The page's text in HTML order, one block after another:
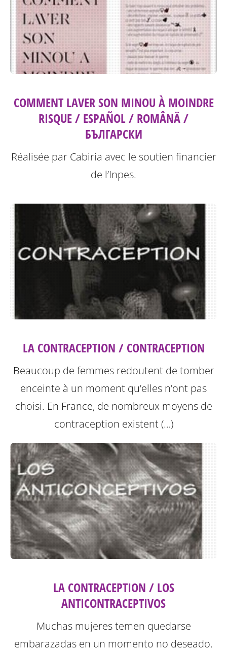
COMMENT LAVER SON MINOU À MOINDRE
RISQUE / ESPAÑOL / ROMÂNÄ /
БЪЛГАРСКИ
Réalisée par Cabiria avec le soutien financier
de l’Inpes.
LA CONTRACEPTION / CONTRACEPTION
Beaucoup de femmes redoutent de tomber
enceinte à un moment qu’elles n’ont pas
choisi. En France, de nombreux moyens de
contraception existent (…)
LA CONTRACEPTION / LOS
ANTICONTRACEPTIVOS
Muchas mujeres temen quedarse
embarazadas en un momento no deseado.